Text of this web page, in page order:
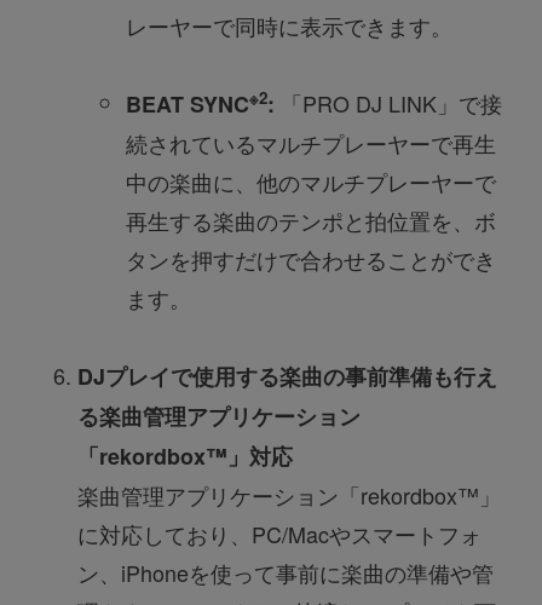
レーヤーで同時に表示できます。
BEAT SYNC※2: 「PRO DJ LINK」で接
続されているマルチプレーヤーで再生
中の楽曲に、他のマルチプレーヤーで
再生する楽曲のテンポと拍位置を、ボ
タンを押すだけで合わせることができ
ます。
DJプレイで使用する楽曲の事前準備も行え
る楽曲管理アプリケーション
「rekordbox™」対応
楽曲管理アプリケーション「rekordbox™」
に対応しており、PC/Macやスマートフォ
ン、iPhoneを使って事前に楽曲の準備や管